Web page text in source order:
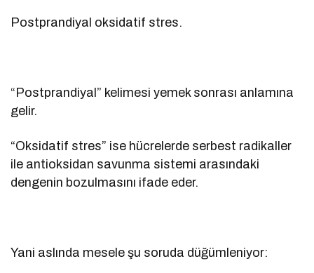
Postprandiyal oksidatif stres.
“Postprandiyal” kelimesi yemek sonrası anlamına
gelir.
“Oksidatif stres” ise hücrelerde serbest radikaller
ile antioksidan savunma sistemi arasındaki
dengenin bozulmasını ifade eder.
Yani aslında mesele şu soruda düğümleniyor: